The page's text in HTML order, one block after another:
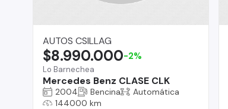
AUTOS CSILLAG
Lo Barnechea
Mercedes Benz CLASE CLK
$8.990.000-2%
2004 Bencina
Automática
144000 km